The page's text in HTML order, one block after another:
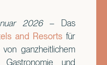
2026– Das
and Resorts für
ganzheitlichem
Gastronomie und